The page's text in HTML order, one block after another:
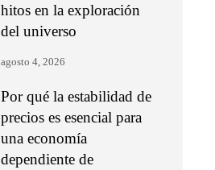
hitos en la exploración
del universo
agosto 4, 2026
Por qué la estabilidad de
precios es esencial para
una economía
dependiente de